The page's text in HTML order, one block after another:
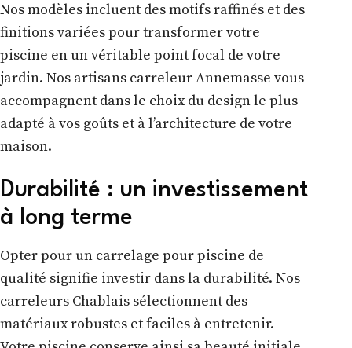
Nos modèles incluent des motifs raffinés et des
finitions variées pour transformer votre
piscine en un véritable point focal de votre
jardin. Nos artisans carreleur Annemasse vous
accompagnent dans le choix du design le plus
adapté à vos goûts et à l’architecture de votre
maison.
Durabilité : un investissement
à long terme
Opter pour un carrelage pour piscine de
qualité signifie investir dans la durabilité. Nos
carreleurs Chablais sélectionnent des
matériaux robustes et faciles à entretenir.